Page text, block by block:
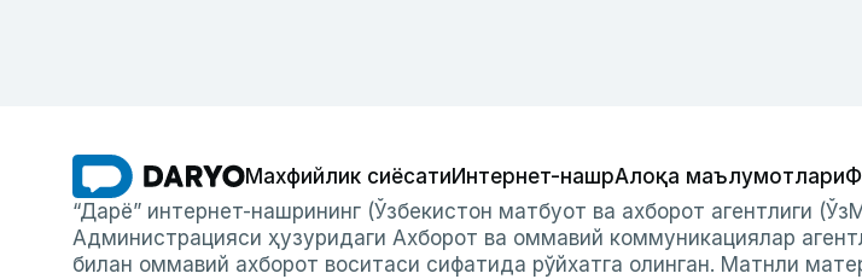
Махфийлик сиёсатиИнтернет-нашрАлоқа маълумотлари
“Дарё” интернет-нашрининг (Ўзбекистон матбуот ва ахборот агентлиги
Администрацияси ҳузуридаги Ахборот ва оммавий коммуникациялар
билан оммавий ахборот воситаси сифатида рўйхатга олинган. Матнли